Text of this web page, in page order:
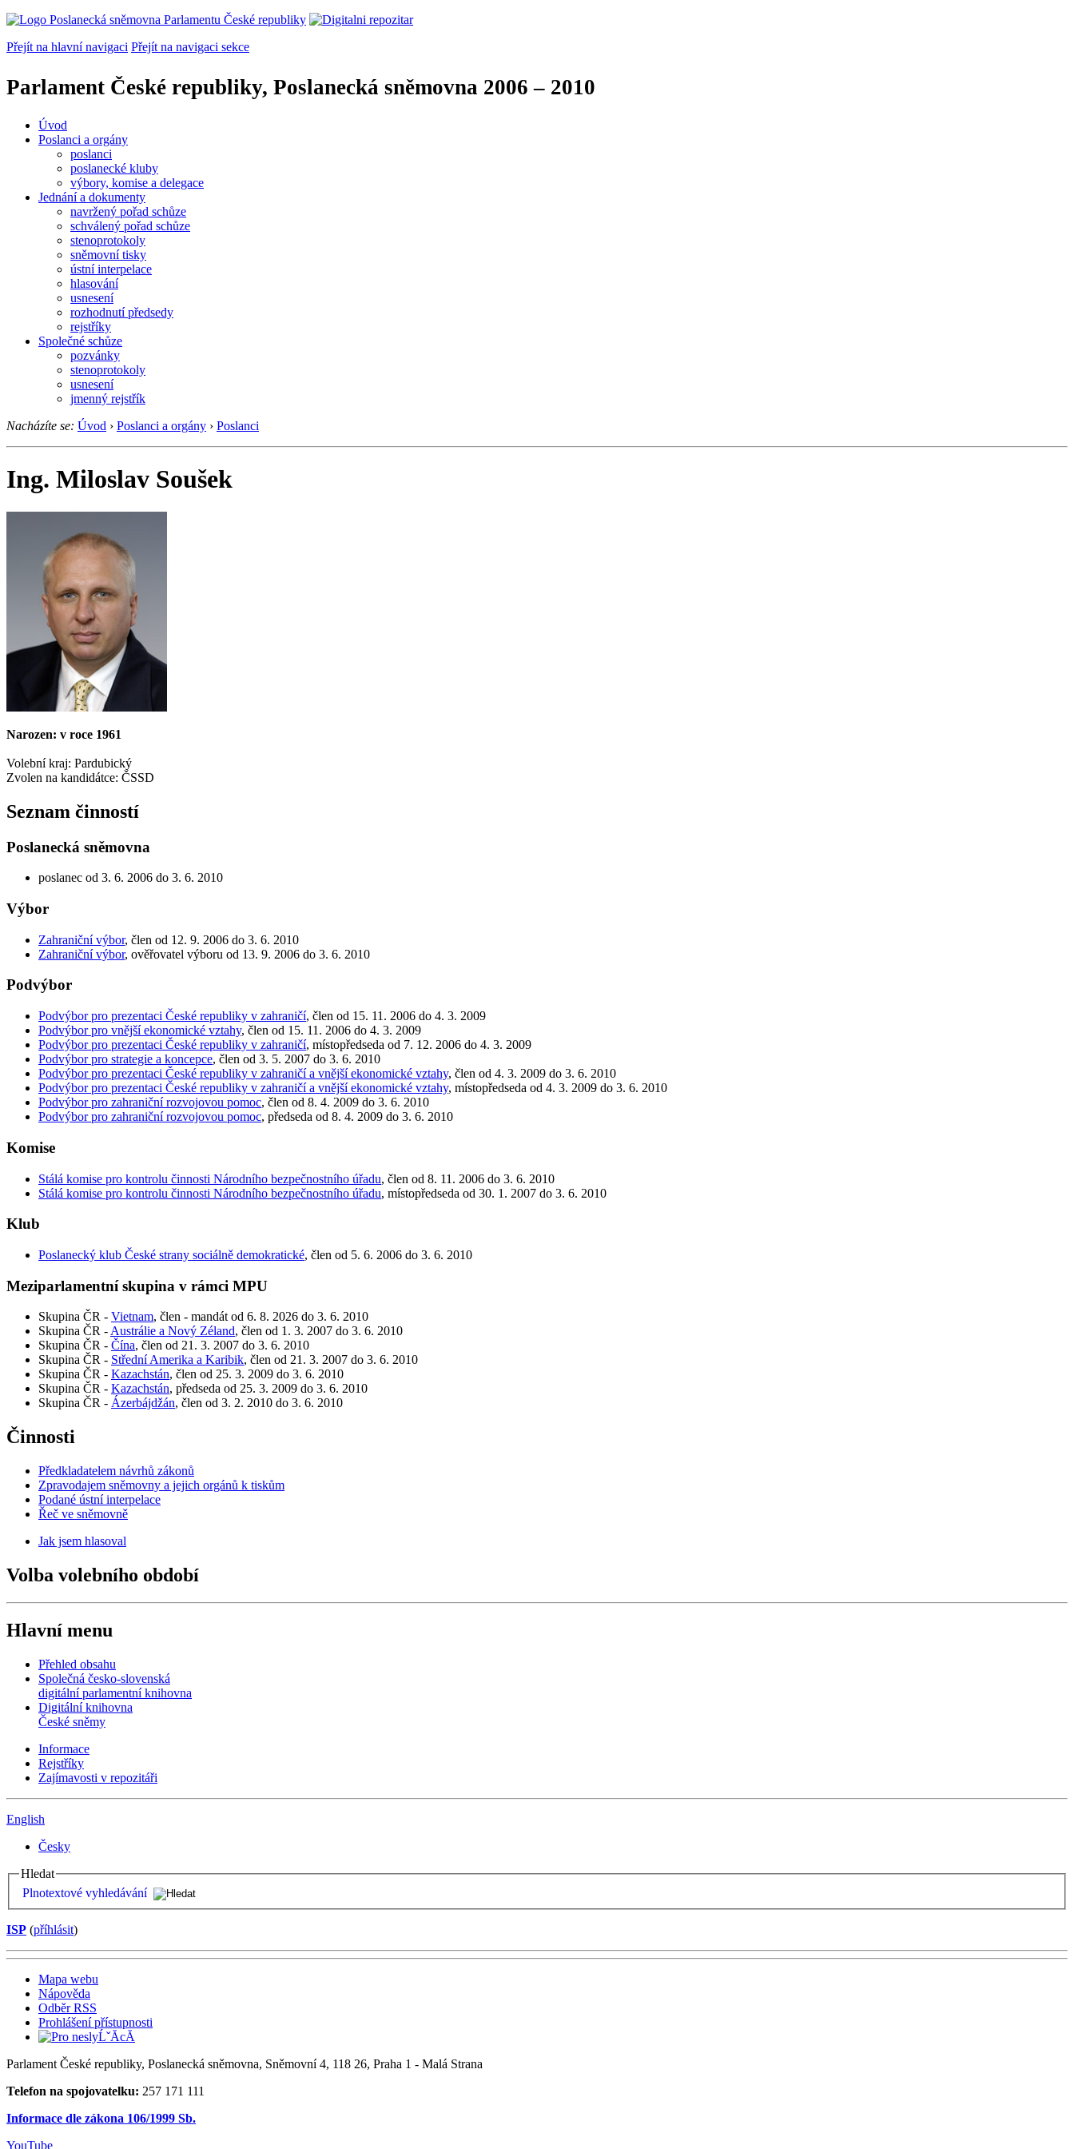
Přejít na hlavní navigaci Přejít na navigaci sekce
Parlament České republiky, Poslanecká sněmovna 2006 – 2010
Úvod
Poslanci a orgány
poslanci
poslanecké kluby
výbory, komise a delegace
Jednání a dokumenty
navržený pořad schůze
schválený pořad schůze
stenoprotokoly
sněmovní tisky
ústní interpelace
hlasování
usnesení
rozhodnutí předsedy
rejstříky
Společné schůze
pozvánky
stenoprotokoly
usnesení
jmenný rejstřík
Nacházíte se: Úvod › Poslanci a orgány › Poslanci
Ing. Miloslav Soušek
Narozen: v roce 1961
Volební kraj: Pardubický
Zvolen na kandidátce: ČSSD
Seznam činností
Poslanecká sněmovna
poslanec od 3. 6. 2006 do 3. 6. 2010
Výbor
Zahraniční výbor, člen od 12. 9. 2006 do 3. 6. 2010
Zahraniční výbor, ověřovatel výboru od 13. 9. 2006 do 3. 6. 2010
Podvýbor
Podvýbor pro prezentaci České republiky v zahraničí, člen od 15. 11. 2006 do 4. 3. 2009
Podvýbor pro vnější ekonomické vztahy, člen od 15. 11. 2006 do 4. 3. 2009
Podvýbor pro prezentaci České republiky v zahraničí, místopředseda od 7. 12. 2006 do 4. 3. 2009
Podvýbor pro strategie a koncepce, člen od 3. 5. 2007 do 3. 6. 2010
Podvýbor pro prezentaci České republiky v zahraničí a vnější ekonomické vztahy, člen od 4. 3. 2009 do 3. 6. 2010
Podvýbor pro prezentaci České republiky v zahraničí a vnější ekonomické vztahy, místopředseda od 4. 3. 2009 do 3. 6. 2010
Podvýbor pro zahraniční rozvojovou pomoc, člen od 8. 4. 2009 do 3. 6. 2010
Podvýbor pro zahraniční rozvojovou pomoc, předseda od 8. 4. 2009 do 3. 6. 2010
Komise
Stálá komise pro kontrolu činnosti Národního bezpečnostního úřadu, člen od 8. 11. 2006 do 3. 6. 2010
Stálá komise pro kontrolu činnosti Národního bezpečnostního úřadu, místopředseda od 30. 1. 2007 do 3. 6. 2010
Klub
Poslanecký klub České strany sociálně demokratické, člen od 5. 6. 2006 do 3. 6. 2010
Meziparlamentní skupina v rámci MPU
Skupina ČR - Vietnam, člen - mandát od 6. 8. 2026 do 3. 6. 2010
Skupina ČR -Austrálie a Nový Zéland, člen od 1. 3. 2007 do 3. 6. 2010
Skupina ČR - Čína, člen od 21. 3. 2007 do 3. 6. 2010
Skupina ČR - Střední Amerika a Karibik, člen od 21. 3. 2007 do 3. 6. 2010
Skupina ČR - Kazachstán, člen od 25. 3. 2009 do 3. 6. 2010
Skupina ČR - Kazachstán, předseda od 25. 3. 2009 do 3. 6. 2010
Skupina ČR - Ázerbájdžán, člen od 3. 2. 2010 do 3. 6. 2010
Činnosti
Předkladatelem návrhů zákonů
Zpravodajem sněmovny a jejich orgánů k tiskům
Podané ústní interpelace
Řeč ve sněmovně
Jak jsem hlasoval
Volba volebního období
Hlavní menu
Přehled obsahu
Společná česko-slovenská
digitální parlamentní knihovna
Digitální knihovna
České sněmy
Informace
Rejstříky
Zajímavosti v repozitáři
English
Česky
Hledat
Plnotextové vyhledávání
ISP (příhlásit)
Mapa webu
Nápověda
Odběr RSS
Prohlášení přístupnosti
Parlament České republiky, Poslanecká sněmovna, Sněmovní 4, 118 26, Praha 1 - Malá Strana
Telefon na spojovatelku: 257 171 111
Informace dle zákona 106/1999 Sb.
YouTube